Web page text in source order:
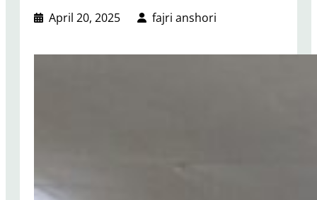
April 20, 2025 fajri anshori